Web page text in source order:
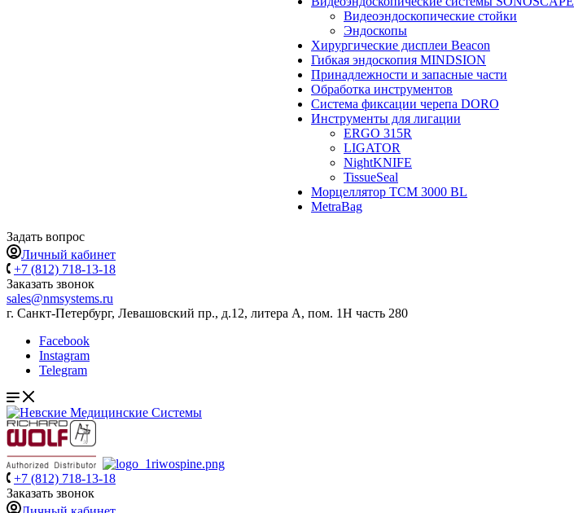
Видеоэндоскопические стойки
Эндоскопы
Хирургические дисплеи Beacon
Гибкая эндоскопия MINDSION
Принадлежности и запасные части
Обработка инструментов
Система фиксации черепа DORO
Инструменты для лигации
ERGO 315R
LIGATOR
NightKNIFE
TissueSeal
Морцеллятор ТСМ 3000 BL
MetraBag
Задать вопрос
Личный кабинет
+7 (812) 718-13-18
Заказать звонок
sales@nmsystems.ru
г. Санкт-Петербург, Левашовский пр., д.12, литера А, пом. 1Н часть 280
Facebook
Instagram
Telegram
+7 (812) 718-13-18
Заказать звонок